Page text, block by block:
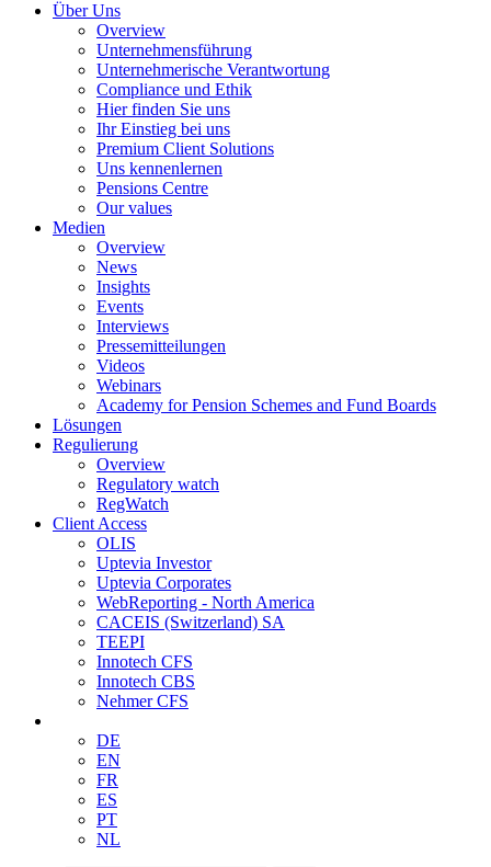
Über Uns
Overview
Unternehmensführung
Unternehmerische Verantwortung
Compliance und Ethik
Hier finden Sie uns
Ihr Einstieg bei uns
Premium Client Solutions
Uns kennenlernen
Pensions Centre
Our values
Medien
Overview
News
Insights
Events
Interviews
Pressemitteilungen
Videos
Webinars
Academy for Pension Schemes and Fund Boards
Lösungen
Regulierung
Overview
Regulatory watch
RegWatch
Client Access
OLIS
Uptevia Investor
Uptevia Corporates
WebReporting - North America
CACEIS (Switzerland) SA
TEEPI
Innotech CFS
Innotech CBS
Nehmer CFS
DE
EN
FR
ES
PT
NL